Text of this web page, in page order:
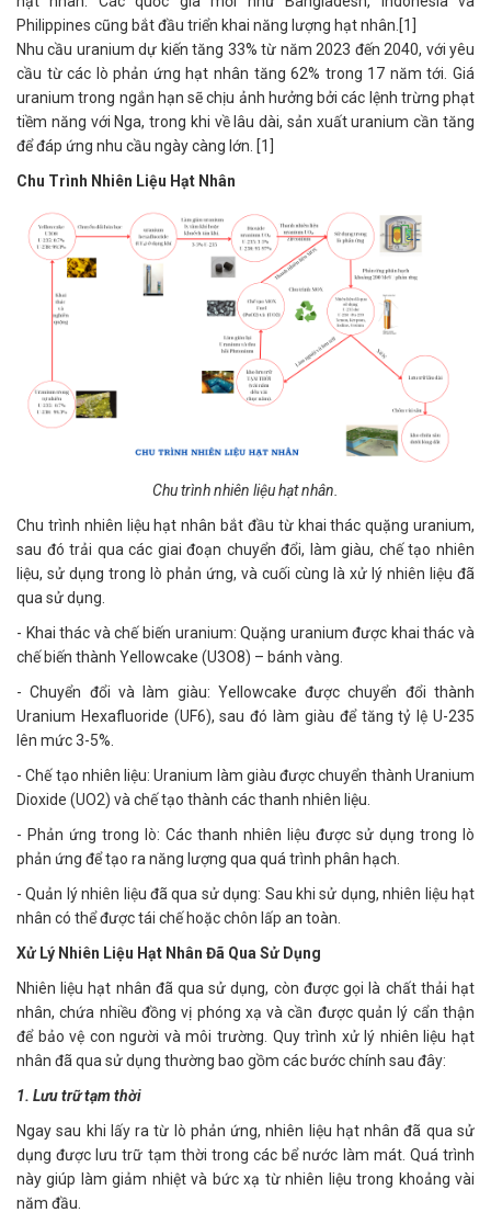
Philippines cũng bắt đầu triển khai năng lượng hạt nhân.[1]
Nhu cầu uranium dự kiến tăng 33% từ năm 2023 đến 2040, với yêu
cầu từ các lò phản ứng hạt nhân tăng 62% trong 17 năm tới. Giá
uranium trong ngắn hạn sẽ chịu ảnh hưởng bởi các lệnh trừng phạt
tiềm năng với Nga, trong khi về lâu dài, sản xuất uranium cần tăng
để đáp ứng nhu cầu ngày càng lớn. [1]
Chu Trình Nhiên Liệu Hạt Nhân
Chu trình nhiên liệu hạt nhân.
Chu trình nhiên liệu hạt nhân bắt đầu từ khai thác quặng uranium,
sau đó trải qua các giai đoạn chuyển đổi, làm giàu, chế tạo nhiên
liệu, sử dụng trong lò phản ứng, và cuối cùng là xử lý nhiên liệu đã
qua sử dụng.
- Khai thác và chế biến uranium: Quặng uranium được khai thác và
chế biến thành Yellowcake (U3O8) – bánh vàng.
- Chuyển đổi và làm giàu: Yellowcake được chuyển đổi thành
Uranium Hexafluoride (UF6), sau đó làm giàu để tăng tỷ lệ U-235
lên mức 3-5%.
- Chế tạo nhiên liệu: Uranium làm giàu được chuyển thành Uranium
Dioxide (UO2) và chế tạo thành các thanh nhiên liệu.
- Phản ứng trong lò: Các thanh nhiên liệu được sử dụng trong lò
phản ứng để tạo ra năng lượng qua quá trình phân hạch.
- Quản lý nhiên liệu đã qua sử dụng: Sau khi sử dụng, nhiên liệu hạt
nhân có thể được tái chế hoặc chôn lấp an toàn.
Xử Lý Nhiên Liệu Hạt Nhân Đã Qua Sử Dụng
Nhiên liệu hạt nhân đã qua sử dụng, còn được gọi là chất thải hạt
nhân, chứa nhiều đồng vị phóng xạ và cần được quản lý cẩn thận
để bảo vệ con người và môi trường. Quy trình xử lý nhiên liệu hạt
nhân đã qua sử dụng thường bao gồm các bước chính sau đây:
1. Lưu trữ tạm thời
Ngay sau khi lấy ra từ lò phản ứng, nhiên liệu hạt nhân đã qua sử
dụng được lưu trữ tạm thời trong các bể nước làm mát. Quá trình
này giúp làm giảm nhiệt và bức xạ từ nhiên liệu trong khoảng vài
năm đầu.